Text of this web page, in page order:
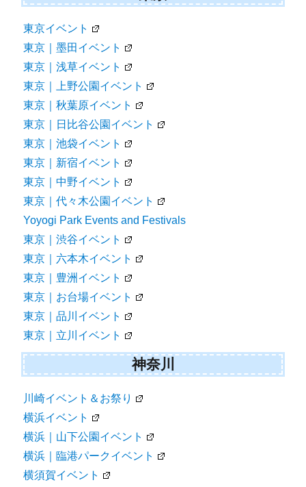
東京イベント
東京｜墨田イベント
東京｜浅草イベント
東京｜上野公園イベント
東京｜秋葉原イベント
東京｜日比谷公園イベント
東京｜池袋イベント
東京｜新宿イベント
東京｜中野イベント
東京｜代々木公園イベント
Yoyogi Park Events and Festivals
東京｜渋谷イベント
東京｜六本木イベント
東京｜豊洲イベント
東京｜お台場イベント
東京｜品川イベント
東京｜立川イベント
神奈川
川崎イベント＆お祭り
横浜イベント
横浜｜山下公園イベント
横浜｜臨港パークイベント
横須賀イベント